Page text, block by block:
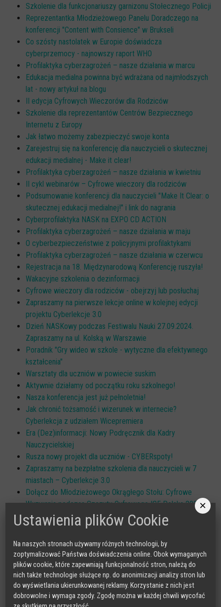
Szkolenie dla funkcjonariuszy garnizonu Stołecznego Policji
Reprezentantka Młodzieżowego Panelu Doradczego na
konferencji "Content with Consience" w Brukseli
Co szósty nastolatek w Europie doświadcza
cyberprzemocy - najnowszy raport WHO
Profilaktyka cyberzagrożeń – nasze działania w marcu
Edukacja medialna powinna być wdrażana od najmłodszych
lat - nowy artykuł na blogu
II edycja Cyfrowych Wieczorów dla Rodziców
Szkolenie dla reprezentantów Centrów Bezpiecznego
Internetu z Europy
Jak łatwo możemy zabezpieczyć swoje konta
Zarejestruj się na konferencję dla nauczycieli o skutecznej
edukacji medialnej - Make it clear!
Profilaktyka cyberzagrożeń – nasze działania w kwietniu
II cykl webinarów – Cyfrowe wieczory dla rodziców
Podsumowanie konferencji dla nauczycieli "Make It Clear: o
skutecznej edukacji medialnej!" i link do nagrania
Cyberprofilaktyka NASK na EXPO CD ACTION
Profilaktyka cyberzagrożeń – nasze działania w maju
O cyberbezpieczeństwie z policyjnymi profilaktykami
Profilaktyka cyberzagrożeń – nasze działania w czerwcu
Rejestracja na 18. Międzynarodową Konferencję ruszyła!
Wakacyjne szkolenia o dezinformacji
Cyfrowe wieczory dla rodziców - obejrzyj lub posłuchaj
Zapraszamy na pierwsze lekcje online w kolejnej edycji
projektu Cyberlekcje 3.0
Dzień NASKowy podczas Festiwalu Nauki 27.09.2024.
Zapraszamy na ul. Kolską w Warszawie
Poradnik "Gry wideo w szkole - wytyczne dla efektywnego
kształcenia"
Warsztaty dla uczniów w powiecie suskim
Aktywnie działamy od początku roku szkolnego!
Nasza konferencja jest już pełnoletnia!
Jak chronić tożsamość i wizerunek w internecie?
Cyberlekcja z udziałem Wicepremiera
Era (Dez)informacji: Nowy Podręcznik dla Kadry
Nauczycielskiej
Rusza nowy projekt dla uczniów - CYBERspoty!
Zapraszamy na bezpłatne szkolenia dla nauczycieli w 7
miastach – Cyberlekcje 3.0
Dołącz do Młodzieżowego Okrągłego Stołu: Cyfrowe
Wyzwania podczas Szczytu Cyfrowego IGF Polska 2024!
Wnioski z warsztatów „Młodzieżowy Okrągły Stół: Cyfrowe
Wyzwania”
Bezpłatne szkolenie dla Wychowawców z placówek
wsparcia dziennego, wychowawczych i opiekuńczych oraz
z instytucji pieczy zastępczej - Wrocław, 20 marca
Bezpłatne szkolenie dla Wychowawców z placówek
wsparcia dziennego, wychowawczych i opiekuńczych oraz
z instytucji pieczy zastępczej - Poznań, 10 kwietnia
×
Ustawienia plików Cookie
Na naszych stronach używamy różnych technologii, by
zoptymalizować Państwa doświadczenia online. Obok wymaganych
plików cookie, które zapewniają funkcjonalność stron, należą do
nich także technologie służące np. do anonimizacji analizy stron lub
do wyświetlania ukierunkowanej reklamy. Korzystanie z nich jest
dobrowolne i wymaga zgody. Zgodę można w każdej chwili wycofać